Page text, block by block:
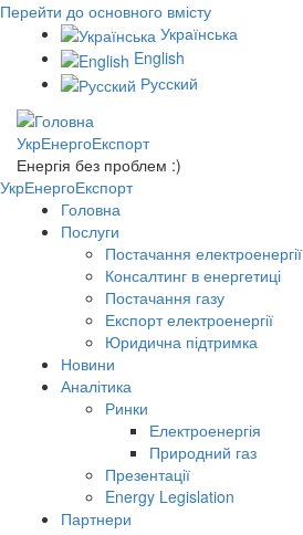
Перейти до основного вмісту
Українська
English
Русский
УкрЕнергоЕкспорт
Енергія без проблем :)
УкрЕнергоЕкспорт
Головна
Послуги
Постачання електроенергії
Консалтинг в енергетиці
Постачання газу
Експорт електроенергії
Юридична підтримка
Новини
Аналітика
Ринки
Електроенергія
Природний газ
Презентації
Energy Legislation
Партнери